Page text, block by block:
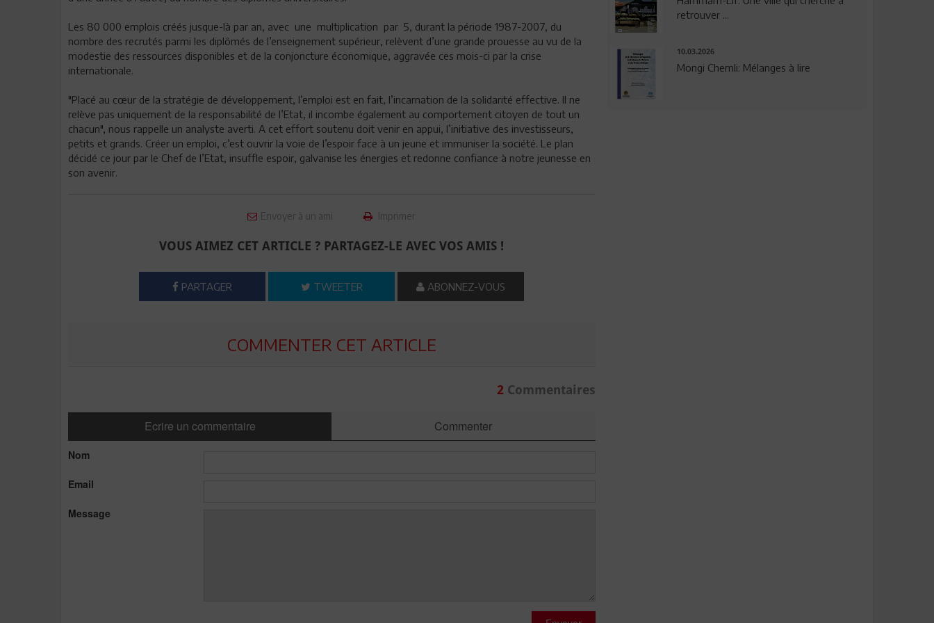
Les 80 000 emplois créés jusque-là par an, avec une multiplication par 5, durant la période 1987-2007, du
nombre des recrutés parmi les diplômés de l’enseignement supérieur, relèvent d’une grande prouesse au vu de la
modestie des ressources disponibles et de la conjoncture économique, aggravée ces mois-ci par la crise
internationale.
"Placé au cœur de la stratégie de développement, l’emploi est en fait, l’incarnation de la solidarité effective. Il ne
relève pas uniquement de la responsabilité de l’Etat, il incombe également au comportement citoyen de tout un
chacun", nous rappelle un analyste averti. A cet effort soutenu doit venir en appui, l’initiative des investisseurs,
petits et grands. Créer un emploi, c’est ouvrir la voie de l’espoir face à un jeune et immuniser la société. Le plan
décidé ce jour par le Chef de l’Etat, insuffle espoir, galvanise les énergies et redonne confiance à notre jeunesse en
son avenir.
Envoyer à un ami Imprimer
VOUS AIMEZ CET ARTICLE ? PARTAGEZ-LE AVEC VOS AMIS !
PARTAGER TWEETER ABONNEZ-VOUS
COMMENTER CET ARTICLE
2Commentaires
Ecrire un commentaire Commenter
Nom
Email
Message
retrouver ...
10.03.2026
Mongi Chemli: Mélanges à lire